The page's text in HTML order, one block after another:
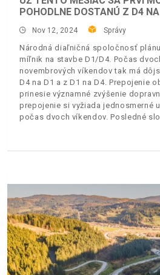
POHODLNE DOSTANÚ Z D4 NA
Nov 12, 2024 Správy
Národná diaľničná spoločnosť
míľnik na stavbe D1/D4. Počas
novembrových víkendov tak má
D4 na D1 a z D1 na D4. Prepojenie
prinesie významné zvýšenie
prepojenie si vyžiada jednosmerné
počas dvoch víkendov. Posledné